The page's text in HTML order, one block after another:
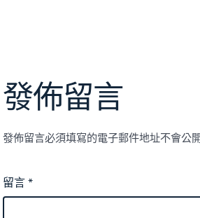
發佈留言
發佈留言必須填寫的電子郵件地址不會公
留言*